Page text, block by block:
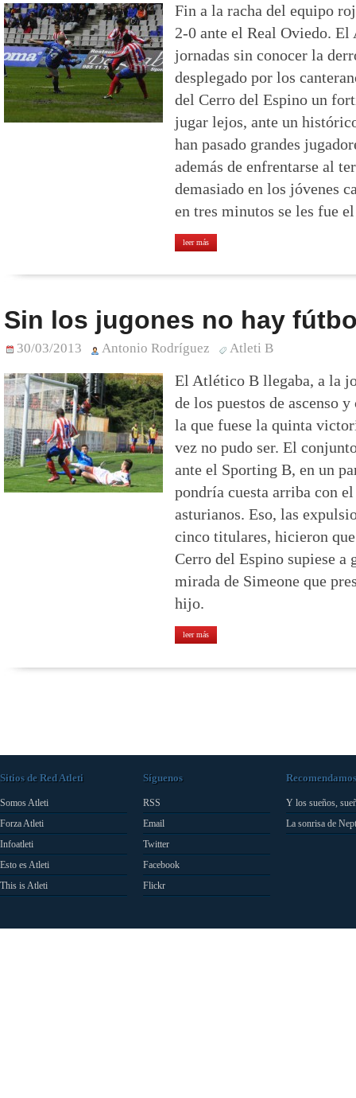
Fin a la racha del equipo
2-0 ante el Real Oviedo.
jornadas sin conocer la
desplegado por los
del Cerro del Espino un
jugar lejos, ante un
han pasado grandes
además de enfrentarse al
demasiado en los jóvenes
en tres minutos se les fue
leer más
Sin los jugones no hay
30/03/2013 Antonio Rodríguez Atleti B
El Atlético B llegaba, a la
de los puestos de ascenso
la que fuese la quinta
vez no pudo ser. El
ante el Sporting B, en un
pondría cuesta arriba con
asturianos. Eso, las
cinco titulares, hicieron
Cerro del Espino supiese
mirada de Simeone que
hijo.
leer más
Sitios de Red Atleti
Somos Atleti
Forza Atleti
Infoatleti
Esto es Atleti
This is Atleti
Síguenos
RSS
Email
Twitter
Facebook
Flickr
Recomendamos
Y los sueños,
La sonrisa de